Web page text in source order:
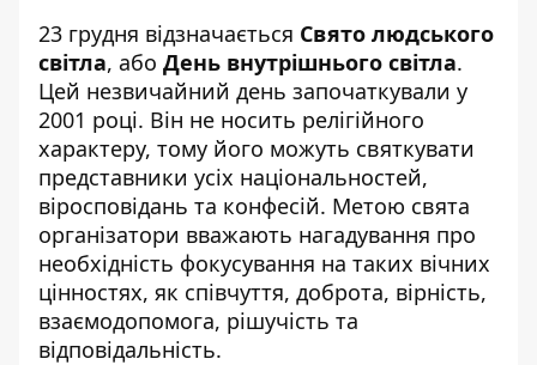
23 грудня відзначається Свято людського
світла, або День внутрішнього світла.
Цей незвичайний день започаткували у
2001 році. Він не носить релігійного
характеру, тому його можуть святкувати
представники усіх національностей,
віросповідань та конфесій. Метою свята
організатори вважають нагадування про
необхідність фокусування на таких вічних
цінностях, як співчуття, доброта, вірність,
взаємодопомога, рішучість та
відповідальність.